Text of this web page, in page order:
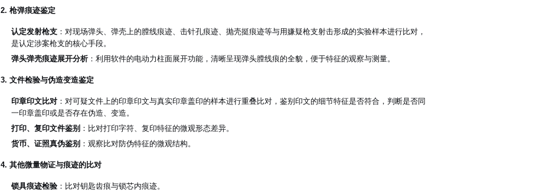
2. 枪弹痕迹鉴定
认定发射枪支 ：对现场弹头、弹壳上的膛线痕迹、击针孔痕迹、抛壳挺痕迹等与用嫌疑枪支射击形成的实验样本进行比对，
是认定涉案枪支的核心手段。
弹头弹壳痕迹展开分析 ：利用软件的电动力柱面展开功能，清晰呈现弹头膛线痕的全貌，便于特征的观察与测量。
3. 文件检验与伪造变造鉴定
印章印文比对 ：对可疑文件上的印章印文与真实印章盖印的样本进行重叠比对，鉴别印文的细节特征是否符合，判断是否同
一印章盖印或是否存在伪造、变造。
打印、复印文件鉴别 ：比对打印字符、复印特征的微观形态差异。
货币、证照真伪鉴别 ：观察比对防伪特征的微观结构。
4. 其他微量物证与痕迹的比对
锁具痕迹检验：比对钥匙齿痕与锁芯内痕迹。